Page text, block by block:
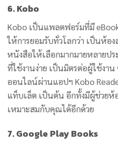
6. Kobo
Kobo เป็นแพลตฟอร์มที่มี
ให้การยอมรับทั่วโลกว่า เป็นห้อ
หนังสือให้เลือกมากมายหลายป
ที่ใช้งานง่าย เป็นมิตรต่อผู้ใช้งา
ออนไลน์ผ่านแอปฯ Kobo
แท็บเล็ต เป็นต้น อีกทั้งมีผู้ช่วย
เหมาะสมกับคุณได้อีกด้วย
7. Google Play Books